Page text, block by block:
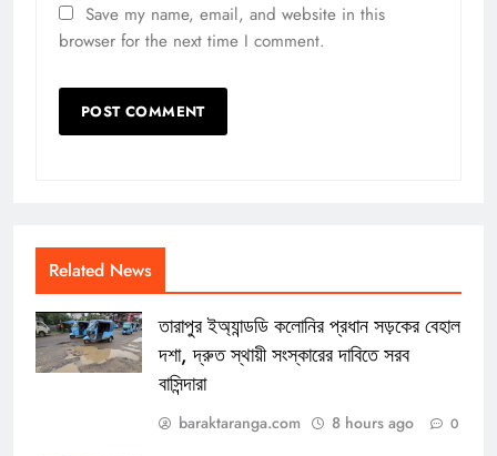
Save my name, email, and website in this
browser for the next time I comment.
Related News
তারাপুর ইঅ্যান্ডডি কলোনির প্রধান সড়কের বেহাল
দশা, দ্রুত স্থায়ী সংস্কারের দাবিতে সরব
বাসিন্দারা
baraktaranga.com 8 hours ago 0